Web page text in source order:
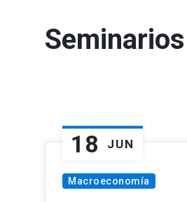
Seminarios
18 JUN
Macroeconomía